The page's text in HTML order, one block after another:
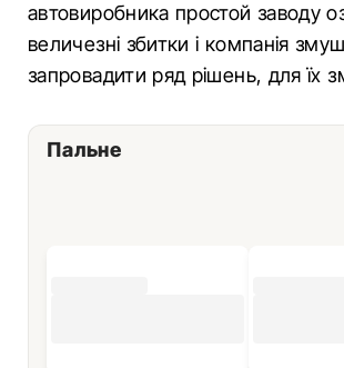
автовиробника простой заводу
величезні збитки і компанія
запровадити ряд рішень, для їх
Пальне